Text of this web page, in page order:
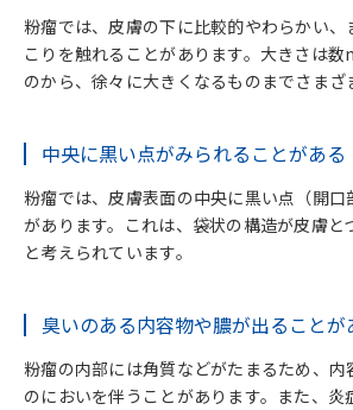
粉瘤は摘出手術で治療
粉瘤は保険適用で治療可能
7.まとめ｜背中の粉瘤は早めの医療機
8.粉瘤の治療は当院までご相談ください
粉瘤では、皮膚の下に比較的やわらかい、
こりを触れることがあります。大きさは
のから、徐々に大きくなるものまでさまざ
中央に黒い点がみられることがある
粉瘤では、皮膚表面の中央に黒い点（開口
があります。これは、袋状の構造が皮膚と
と考えられています。
臭いのある内容物や膿が出ることが
粉瘤の内部には角質などがたまるため、
のにおいを伴うことがあります。また、炎